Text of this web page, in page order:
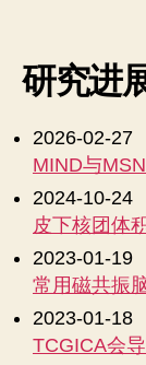
研究进
2026-02-27
MIND与
2024-10-24
皮下核团体
2023-01-19
常用磁共振
2023-01-18
TCGICA会